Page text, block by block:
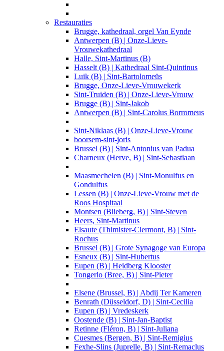
Restauraties
Brugge, kathedraal, orgel Van Eynde
Antwerpen (B) | Onze-Lieve-
Vrouwekathedraal
Halle, Sint-Martinus (B)
Hasselt (B) | Kathedraal Sint-Quintinus
Luik (B) | Sint-Bartolomeüs
Brugge, Onze-Lieve-Vrouwekerk
Sint-Truiden (B) | Onze-Lieve-Vrouw
Brugge (B) | Sint-Jakob
Antwerpen (B) | Sint-Carolus Borromeus
Sint-Niklaas (B) | Onze-Lieve-Vrouw
boorsem-sint-joris
Brussel (B) | Sint-Antonius van Padua
Charneux (Herve, B) | Sint-Sebastiaan
Maasmechelen (B) | Sint-Monulfus en
Gondulfus
Lessen (B) | Onze-Lieve-Vrouw met de
Roos Hospitaal
Montsen (Blieberg, B) | Sint-Steven
Heers, Sint-Martinus
Elsaute (Thimister-Clermont, B) | Sint-
Rochus
Brussel (B) | Grote Synagoge van Europa
Esneux (B) | Sint-Hubertus
Eupen (B) | Heidberg Klooster
Tongerlo (Bree, B) | Sint-Pieter
Elsene (Brussel, B) | Abdij Ter Kameren
Benrath (Düsseldorf, D) | Sint-Cecilia
Eupen (B) | Vredeskerk
Oostende (B) | Sint-Jan-Baptist
Retinne (Fléron, B) | Sint-Juliana
Cuesmes (Bergen, B) | Sint-Remigius
Fexhe-Slins (Juprelle, B) | Sint-Remaclus